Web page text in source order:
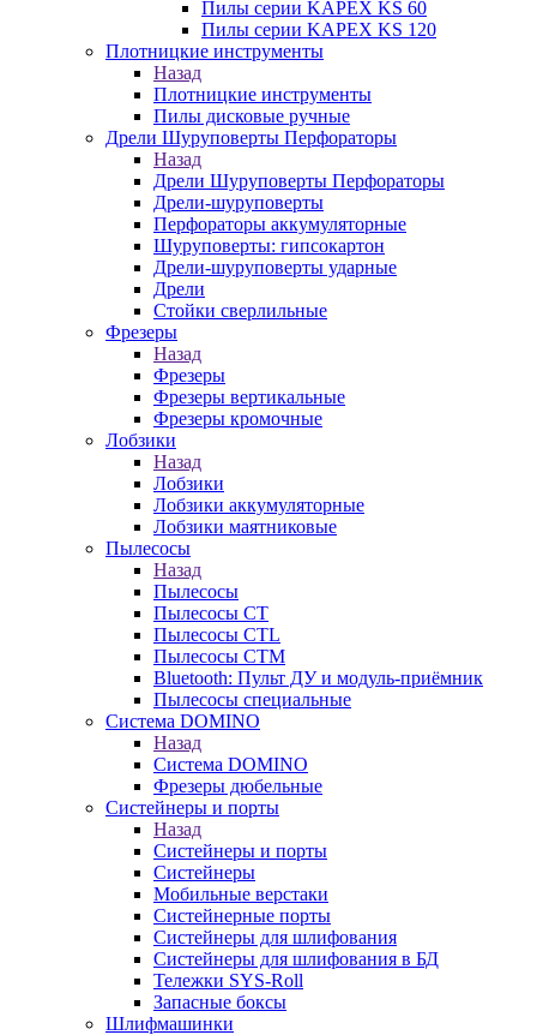
Пилы серии KAPEX KS 60
Пилы серии KAPEX KS 120
Плотницкие инструменты
Назад
Плотницкие инструменты
Пилы дисковые ручные
Дрели Шуруповерты Перфораторы
Назад
Дрели Шуруповерты Перфораторы
Дрели-шуруповерты
Перфораторы аккумуляторные
Шуруповерты: гипсокартон
Дрели-шуруповерты ударные
Дрели
Стойки сверлильные
Фрезеры
Назад
Фрезеры
Фрезеры вертикальные
Фрезеры кромочные
Лобзики
Назад
Лобзики
Лобзики аккумуляторные
Лобзики маятниковые
Пылесосы
Назад
Пылесосы
Пылесосы CT
Пылесосы CTL
Пылесосы CTM
Bluetooth: Пульт ДУ и модуль-приёмник
Пылесосы специальные
Система DOMINO
Назад
Система DOMINO
Фрезеры дюбельные
Систейнеры и порты
Назад
Систейнеры и порты
Систейнеры
Мобильные верстаки
Систейнерные порты
Систейнеры для шлифования
Систейнеры для шлифования в БД
Тележки SYS-Roll
Запасные боксы
Шлифмашинки